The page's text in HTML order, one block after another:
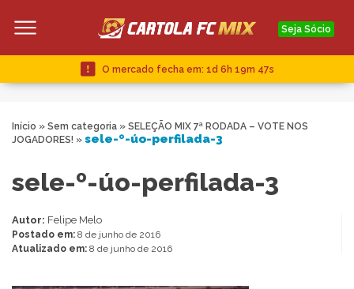
Seja Sócio
O mercado fecha em: 1d 6h 19m 46s
Início » Sem categoria » SELEÇÃO MIX 7ª RODADA – VOTE NOS
JOGADORES! » sele-º-úo-perfilada-3
sele-º-úo-perfilada-3
Autor: Felipe Melo
Postado em: 8 de junho de 2016
Atualizado em: 8 de junho de 2016